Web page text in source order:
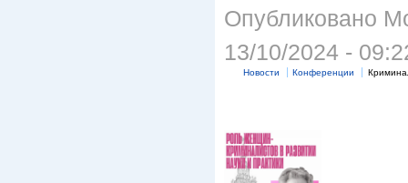
Опубликовано
13/10/2024 -
Новости Конференции